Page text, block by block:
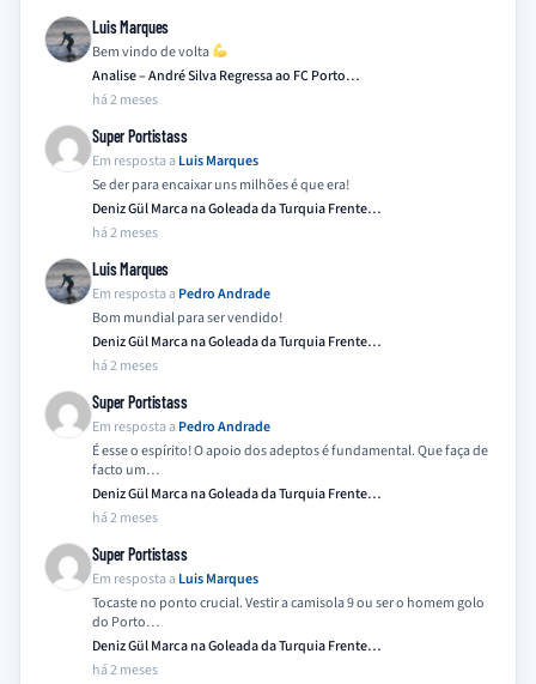
Luis Marques
Bem vindo de volta
Analise – André Silva Regressa ao FC Porto…
há 2 meses
Super Portistass
Em resposta a Luis Marques
Se der para encaixar uns milhões é que era!
Deniz Gül Marca na Goleada da Turquia Frente…
há 2 meses
Luis Marques
Em resposta a Pedro Andrade
Bom mundial para ser vendido!
Deniz Gül Marca na Goleada da Turquia Frente…
há 2 meses
Super Portistass
Em resposta a Pedro Andrade
É esse o espírito! O apoio dos adeptos é fundamental. Que faça de
facto um…
Deniz Gül Marca na Goleada da Turquia Frente…
há 2 meses
Super Portistass
Em resposta a Luis Marques
Tocaste no ponto crucial. Vestir a camisola 9 ou ser o homem golo
do Porto…
Deniz Gül Marca na Goleada da Turquia Frente…
há 2 meses